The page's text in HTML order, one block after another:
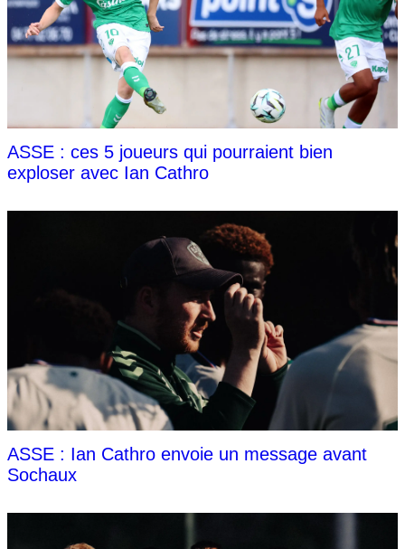
ASSE : ces 5 joueurs qui pourraient bien
exploser avec Ian Cathro
ASSE : Ian Cathro envoie un message avant
Sochaux